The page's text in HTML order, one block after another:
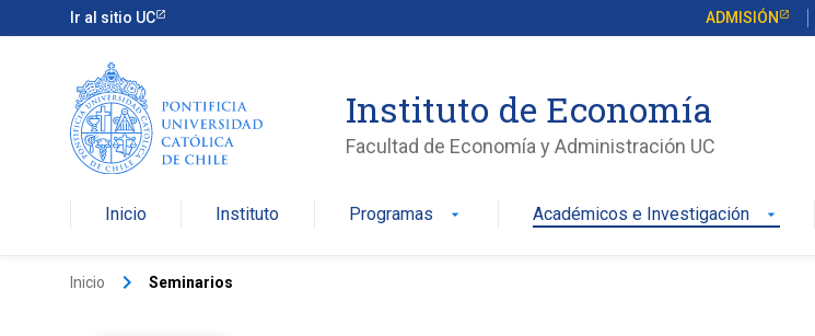
Ir al sitio UC ADMISIÓN
Instituto de Economía
Facultad de Economía y Administración UC
Inicio Instituto Programas arrow_drop_down Académicos e Investigación arrow_drop_down
Inicio keyboard_arrow_right Seminarios